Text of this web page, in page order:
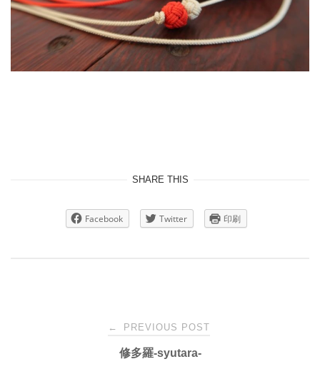
SHARE THIS
Facebook Twitter 印刷
← PREVIOUS POST
修多羅-syutara-